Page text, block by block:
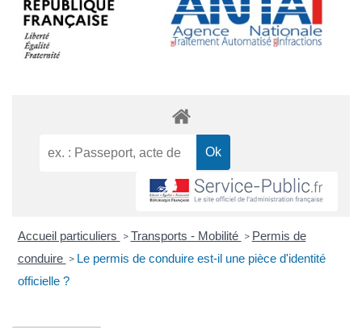
Accueil particuliers > Transports - Mobilité > Permis de
conduire > Le permis de conduire est-il une pièce d'identité
officielle ?